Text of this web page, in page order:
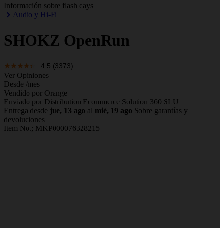
Información sobre flash days
Audio y Hi-Fi
SHOKZ OpenRun
4.5 (3373)
Ver Opiniones
Desde /mes
Vendido por Orange
Enviado por Distribution Ecommerce Solution 360 SLU
Entrega desde jue, 13 ago al mié, 19 ago Sobre garantías y
devoluciones
Item No.; MKP000076328215